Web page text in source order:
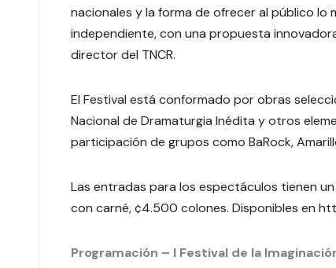
nacionales y la forma de ofrecer al público
independiente, con una propuesta
director del TNCR.
El Festival está conformado por obras
Nacional de Dramaturgia Inédita y otros
participación de grupos como BaRock,
Las entradas para los espectáculos tienen
con carné, ¢4.500 colones. Disponibles en
Programación – I Festival de la